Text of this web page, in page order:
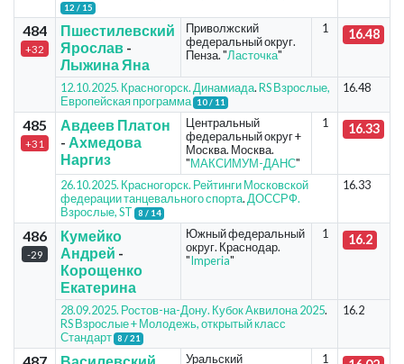
12 / 15
484
+32
Пшестилевский
Ярослав-
Лыжина Яна
Приволжский
федеральный округ.
Пенза. "Ласточка"
1 16.48
12.10.2025. Красногорск. Динамиада.RS Взрослые,
Европейская программа
10 / 11
16.48
485
+31
Авдеев Платон
- Ахмедова
Наргиз
Центральный
федеральный округ +
Москва. Москва.
"МАКСИМУМ-ДАНС"
1 16.33
26.10.2025. Красногорск. Рейтинги Московской
федерации танцевального спорта. ДОССРФ.
Взрослые, ST
8 / 14
16.33
486
-29
Кумейко
Андрей -
Корощенко
Екатерина
Южный федеральный
округ. Краснодар.
"Imperia"
1 16.2
28.09.2025. Ростов-на-Дону. Кубок Аквилона 2025.
RS Взрослые + Молодежь, открытый класс
Стандарт 8 / 21
16.2
Уральский 1